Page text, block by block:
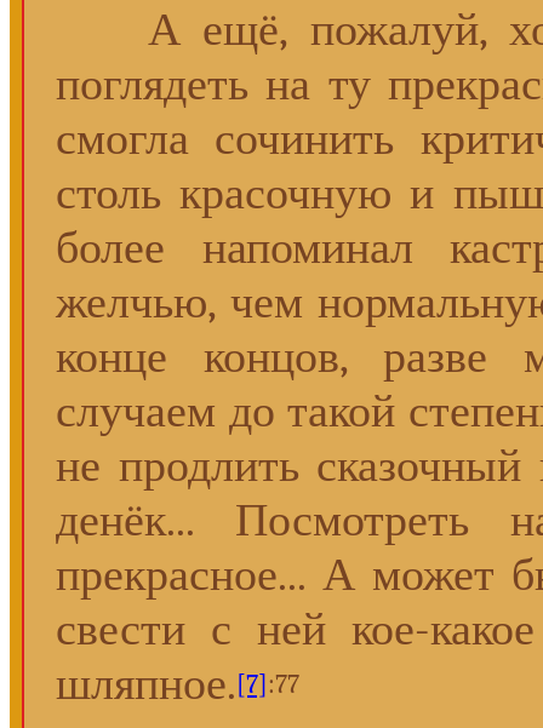
А ещё, пожалуй,
поглядеть на ту
смогла сочинить
столь красочную и
более напоминал
желчью, чем
конце концов, разве
случаем до такой
не продлить
денёк... Посмотреть
прекрасное... А может
свести с ней кое-какое
шляпное.[7]:77